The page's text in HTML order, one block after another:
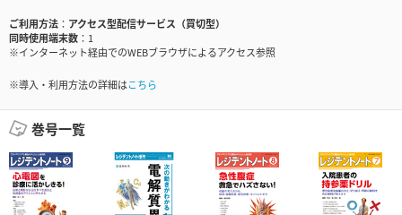
ご利用方法
アクセス型配信サービス（買切型）
同時使用端末数
1
※インターネット経由でのWEBブラウザによるアクセス参照
※導入・利用方法の詳細はこちら
巻号一覧